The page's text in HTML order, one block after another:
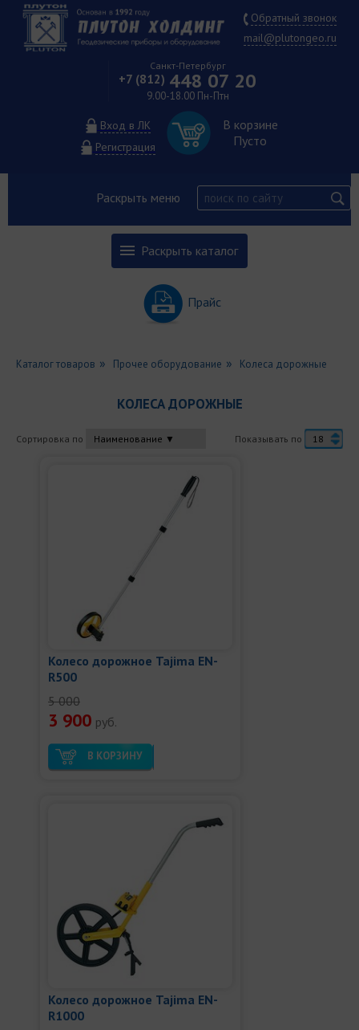
Обратный звонок
mail@plutongeo.ru
Санкт-Петербург
+7 (812) 448 07 20
9.00-18.00 Пн-Птн
Вход в ЛК
Регистрация
В корзине
Пусто
Раскрыть меню
Раскрыть каталог
Прайс
Каталог товаров Прочее оборудование Колеса дорожные
КОЛЕСА ДОРОЖНЫЕ
Сортировка по Показывать по
Колесо дорожное Tajima EN-
R500
5 000
3 900 руб.
В КОРЗИНУ
Колесо дорожное Tajima EN-
R1000